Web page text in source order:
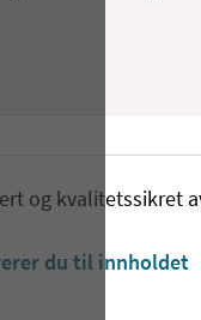
og kvalitetssikret
du til innholdet